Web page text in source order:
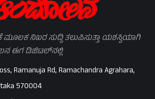
ಮೂಲಕ ನಿಖರ ಸುದ್ದಿ ತಲುಪಿಸುತ್ತಾ ಯಶಸ್ವಿಯಾಗಿ
ಈಗ ಡಿಜಿಟಲ್‌ನಲ್ಲಿ
Ramanuja Rd, Ramachandra Agrahara,
570004